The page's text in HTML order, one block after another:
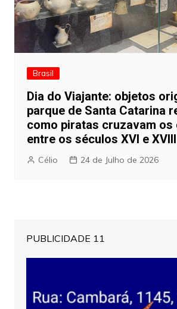
Brasil
Dia do Viajante: objetos
parque de Santa Catarina
como piratas cruzavam os
entre os séculos XVI e XVIII
Célio 24 de Julho de 2026
PUBLICIDADE 11